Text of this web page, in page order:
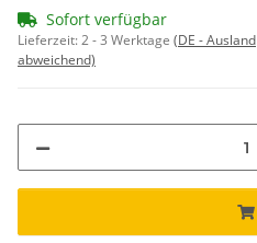
Sofort verfügbar
Lieferzeit:2 - 3 Werktage (DE - Ausland
abweichend)